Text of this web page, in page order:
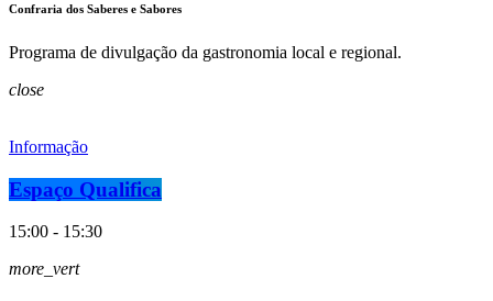
Confraria dos Saberes e Sabores
Programa de divulgação da gastronomia local e regional.
close
Informação
Espaço Qualifica
15:00 - 15:30
more_vert